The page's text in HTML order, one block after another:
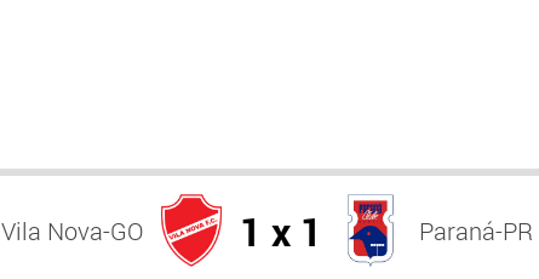
Vila Nova-GO 1 x 1 Paraná-PR